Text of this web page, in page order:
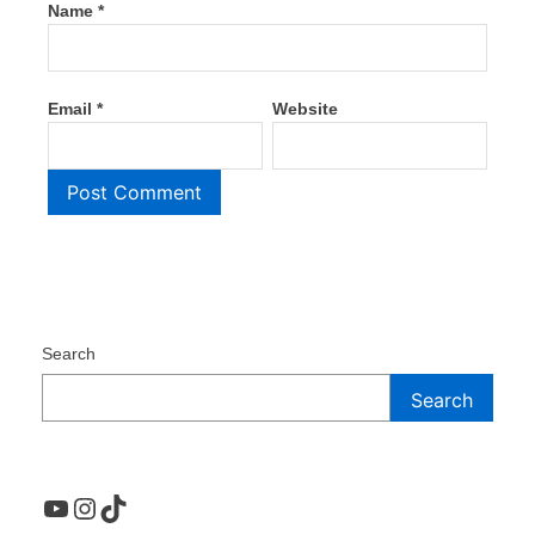
Name *
Email * Website
Search
Search
YouTube
Instagram
TikTok